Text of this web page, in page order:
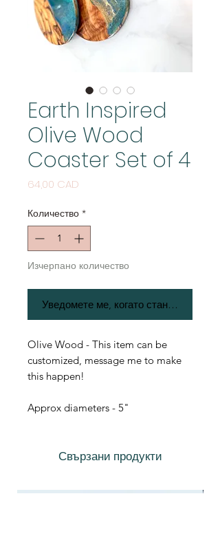
Earth Inspired
Olive Wood
Coaster Set of 4
64,00 CAD
Количество *
Изчерпано количество
Уведомете ме, когато стане наличен
Olive Wood - This item can be
customized, message me to make
this happen!
Approx diameters - 5"
Свързани продукти